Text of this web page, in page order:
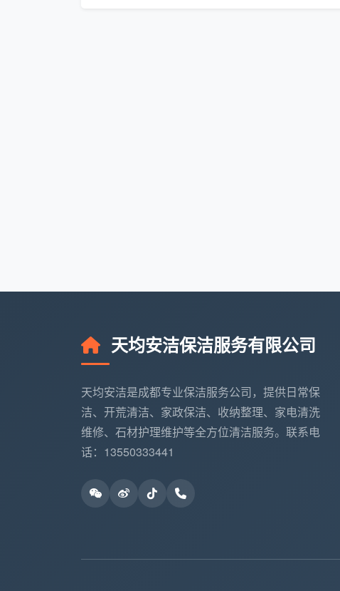
工具准备：根据房屋类型和清洁需求配备专业
环保清洁剂应用
公司坚持使用环保、无刺激的清洁产品，针
木质家具：专用木质护理剂，避免水分渗透
天均安洁保洁服务有限公司
天均安洁是成都专业保洁服务公司，提供日常保
洁、开荒清洁、家政保洁、收纳整理、家电清洗
维修、石材护理维护等全方位清洁服务。联系电
话：13550333441